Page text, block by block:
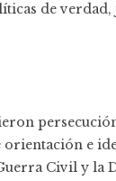
de
e
Civil y la